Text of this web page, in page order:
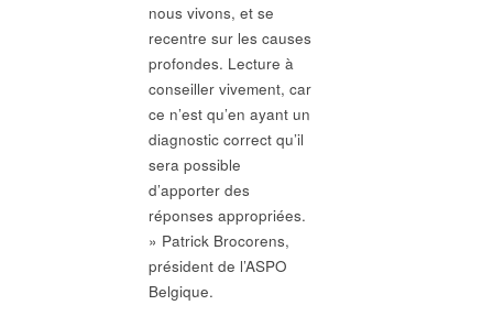
nous vivons, et se
recentre sur les causes
profondes. Lecture à
conseiller vivement, car
ce n’est qu’en ayant un
diagnostic correct qu’il
sera possible
d’apporter des
réponses appropriées.
» Patrick Brocorens,
président de l’ASPO
Belgique.